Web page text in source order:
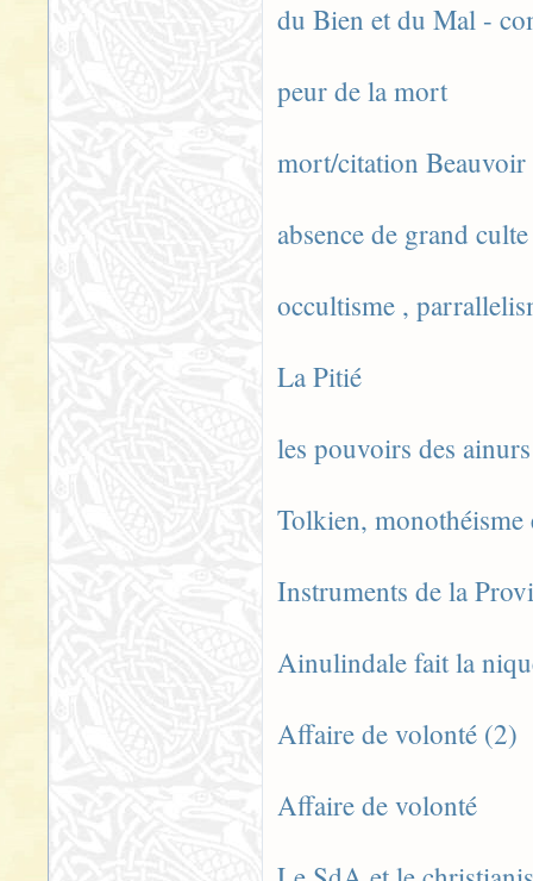
du Bien et du Mal -
peur de la mort
mort/citation Beauvoir
absence de grand culte
occultisme ,
La Pitié
les pouvoirs des ainurs
Tolkien,
Instruments de la
Ainulindale fait la
Affaire de volonté (2)
Affaire de volonté